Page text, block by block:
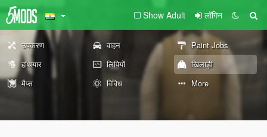
Show Adult लॉगिन
उपकरण वाहन
Paint Jobs
हथियार
लिपियों
खिलाड़ी
मैप्स
विविध More